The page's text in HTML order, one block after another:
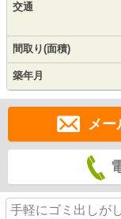
交通
間取り(面積)
築年月
メー
手軽にゴミ出しが